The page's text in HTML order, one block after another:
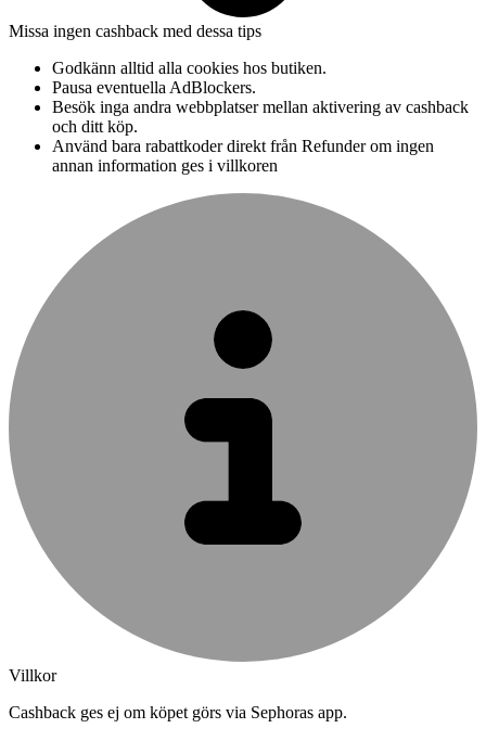
Missa ingen cashback med dessa tips
Godkänn alltid alla cookies hos butiken.
Pausa eventuella AdBlockers.
Besök inga andra webbplatser mellan aktivering av cashback
och ditt köp.
Använd bara rabattkoder direkt från Refunder om ingen
annan information ges i villkoren
Villkor
Cashback ges ej om köpet görs via Sephoras app.